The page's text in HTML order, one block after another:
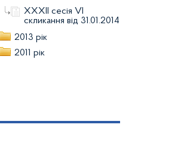
XXXII сесія VI
скликання від 31.01.2014
2013 рік
2011 рік